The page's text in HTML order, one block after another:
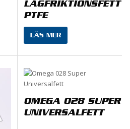
LÅGFRIKTIONSFETT
PTFE
LÄS MER
OMEGA 028 SUPER
UNIVERSALFETT